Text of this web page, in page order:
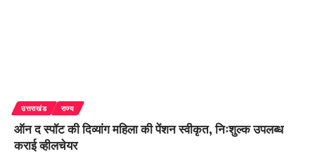
उत्तराखंड राज्य
ऑन द स्पॉट की दिव्यांग महिला की पेंशन स्वीकृत, निःशुल्क उपलब्ध
कराई व्हीलचेयर